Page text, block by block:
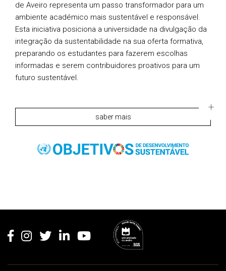
de Aveiro representa um passo transformador para um
ambiente académico mais sustentável e responsável.
Esta iniciativa posiciona a universidade na divulgação da
integração da sustentabilidade na sua oferta formativa,
preparando os estudantes para fazerem escolhas
informadas e serem contribuidores proativos para um
futuro sustentável.
saber mais